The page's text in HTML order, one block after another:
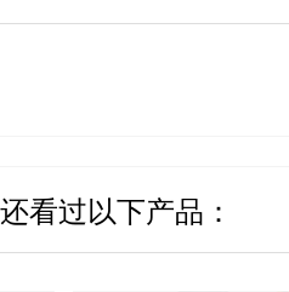
看过以下产品：